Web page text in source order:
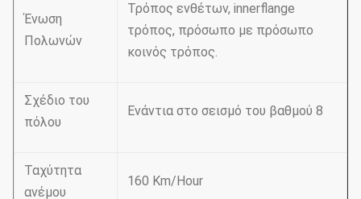
Ένωση
Πολωνών
Τρόπος ενθέτων, innerflange
τρόπος, πρόσωπο με πρόσωπο
κοινός τρόπος.
Σχέδιο του
πόλου
Ενάντια στο σεισμό του βαθμού 8
Ταχύτητα
ανέμου
160 Km/Hour